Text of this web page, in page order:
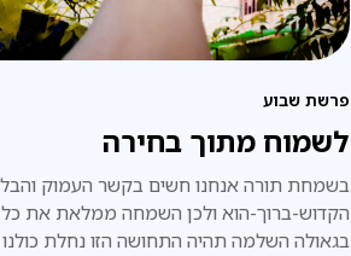
פרשת שבוע
לשמוח מתוך בחירה
בשמחת תורה אנחנו חשים בקשר העמוק
הקדוש-ברוך-הוא ולכן השמחה ממלאת את כל
בגאולה השלמה תהיה התחושה הזו נחלת